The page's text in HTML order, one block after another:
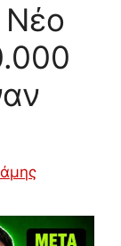
Νέο